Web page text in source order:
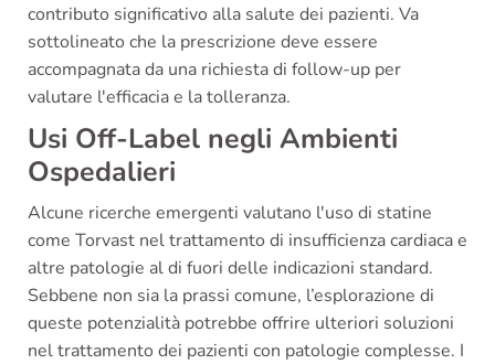
contributo significativo alla salute dei pazienti. Va
sottolineato che la prescrizione deve essere
accompagnata da una richiesta di follow-up per
valutare l'efficacia e la tolleranza.
Usi Off-Label negli Ambienti
Ospedalieri
Alcune ricerche emergenti valutano l'uso di statine
come Torvast nel trattamento di insufficienza cardiaca e
altre patologie al di fuori delle indicazioni standard.
Sebbene non sia la prassi comune, l’esplorazione di
queste potenzialità potrebbe offrire ulteriori soluzioni
nel trattamento dei pazienti con patologie complesse. I